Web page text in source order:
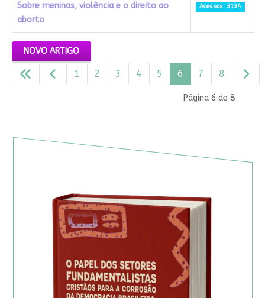
Sobre meninas, violência e o direito ao
aborto
Acessos: 3134
NOVO ARTIGO
Página 6 de 8
1 2 3 4 5 6 7 8